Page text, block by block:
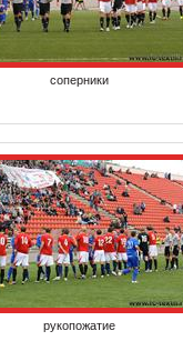
соперники
рукопожатие